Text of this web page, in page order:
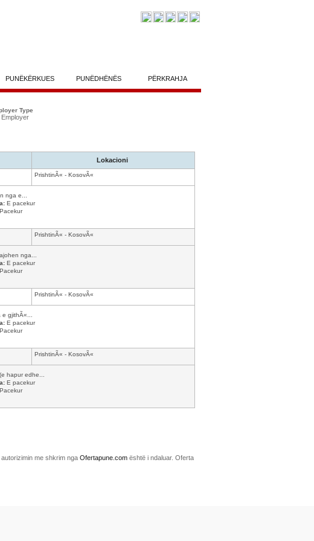
PUNËKËRKUES PUNËDHËNËS PËRKRAHJA
Type
Employer
Lokacioni
PrishtinÃ« - KosovÃ«
nga e...
E pacekur
PrishtinÃ« - KosovÃ«
nga...
E pacekur
PrishtinÃ« - KosovÃ«
gjithÃ«...
E pacekur
PrishtinÃ« - KosovÃ«
hapur edhe...
E pacekur
me shkrim nga Ofertapune.com është i ndaluar. Oferta